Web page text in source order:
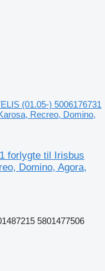
(01.05-) 5006176731
Recreo, Domino,
forlygte til Irisbus
Domino, Agora,
5801477506